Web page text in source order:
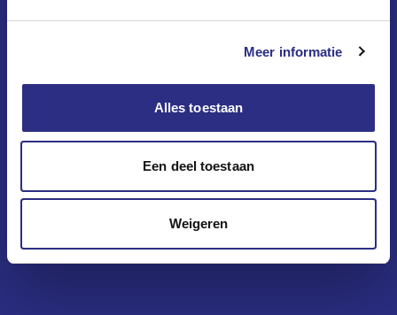
Meer informatie
Alles toestaan
Een deel toestaan
Weigeren
Op dewoningzoeker.nl vindt u het woningaanbod van 8
in 10 gemeenten in West-Overijssel.
Vraag en antwoord
Onlangs verhuurd